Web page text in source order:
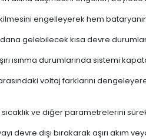
engelleyerek hem
gelebilecek kısa devre
ısınma durumlarında sistemi
voltaj farklarını
sıcaklık ve diğer parametrelerini
devre dışı bırakarak aşırı akım